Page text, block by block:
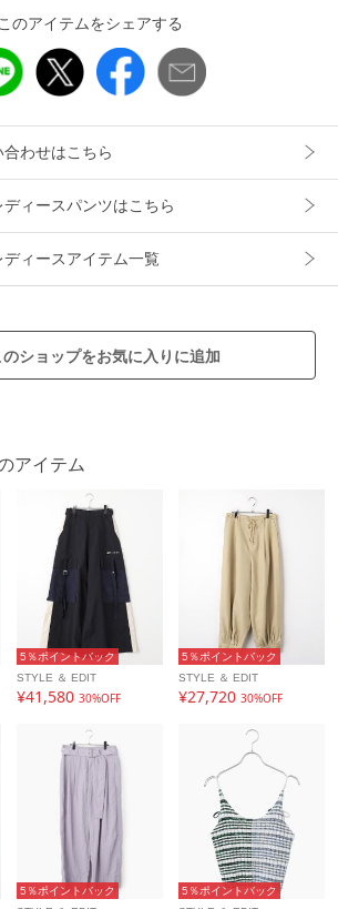
このアイテムをシェアする
わせはこちら
ィースパンツはこちら
ィースアイテム一覧
のショップをお気に入りに追加
アイテム
5％ポイントバック
STYLE ＆ EDIT
¥41,580 30%OFF
5％ポイントバック
STYLE ＆ EDIT
¥27,720 30%OFF
5％ポイントバック
5％ポイントバック